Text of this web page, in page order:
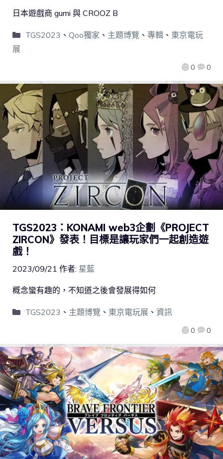
0 0
日本遊戲商 gumi 與 CROOZ B
TGS2023 、 Qoo獨家 、 主題博覽 、 專輯、 東京電玩
展
TGS2023：KONAMI web3企劃《PROJECT
ZIRCON》發表！目標是讓玩家們一起創造遊
戲！
2023/09/21 作者: 星藍
0 0
概念蠻有趣的，不知道之後會發展得如何
TGS2023 、 主題博覽 、 東京電玩展、 資訊